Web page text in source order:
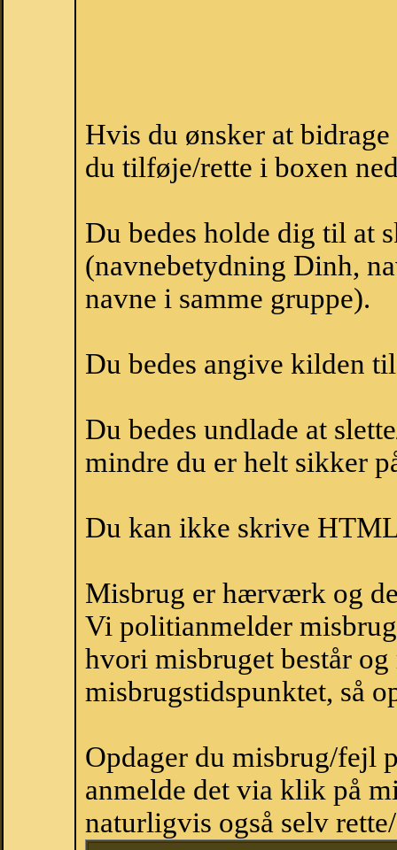
Hvis du ønsker at
du tilføje/rette i boxen
Du bedes holde dig til at
(navnebetydning Dinh,
navne i samme gruppe).
Du bedes angive kilden
Du bedes undlade at
mindre du er helt sikker
Du kan ikke skrive
Misbrug er hærværk og
Vi politianmelder
hvori misbruget består
misbrugstidspunktet, så
Opdager du misbrug/fejl
anmelde det via klik på
naturligvis også selv